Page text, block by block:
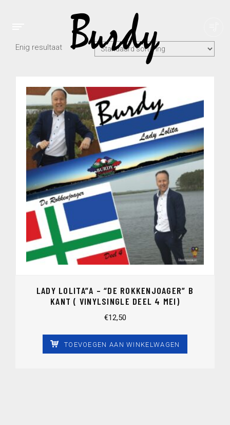
Enig resultaat
LADY LOLITA”A – “DE ROKKENJOAGER” B
KANT ( VINYLSINGLE DEEL 4 MEI)
€12,50
TOEVOEGEN AAN WINKELWAGEN